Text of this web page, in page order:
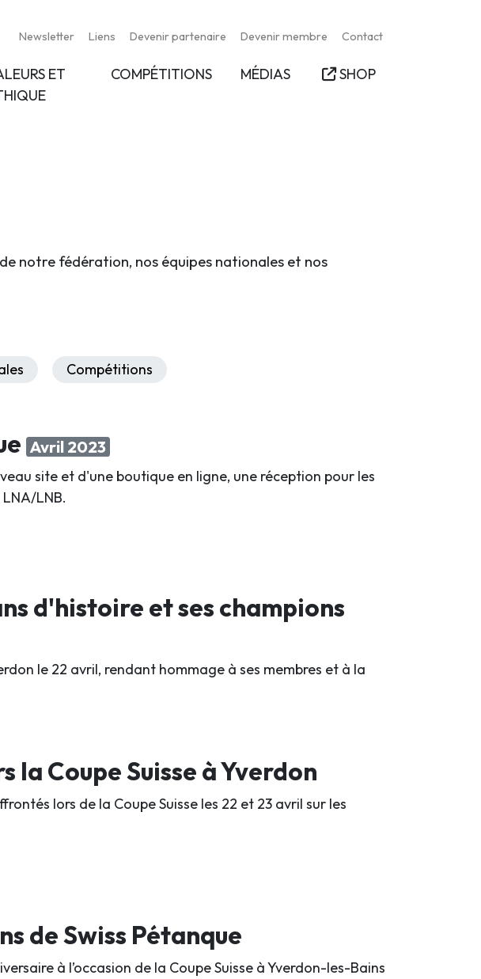
Newsletter Liens Devenir partenaire Devenir membre Contact
ET
COMPÉTITIONS MÉDIAS SHOP
notre fédération, nos équipes nationales et nos
Compétitions
Avril 2023
site et d'une boutique en ligne, une réception pour les
LNB.
d'histoire et ses champions
le 22 avril, rendant hommage à ses membres et à la
la Coupe Suisse à Yverdon
lors de la Coupe Suisse les 22 et 23 avril sur les
de Swiss Pétanque
à l’occasion de la Coupe Suisse à Yverdon-les-Bains